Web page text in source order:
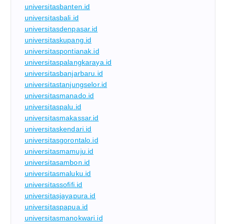
universitasbanten.id
universitasbali.id
universitasdenpasar.id
universitaskupang.id
universitaspontianak.id
universitaspalangkaraya.id
universitasbanjarbaru.id
universitastanjungselor.id
universitasmanado.id
universitaspalu.id
universitasmakassar.id
universitaskendari.id
universitasgorontalo.id
universitasmamuju.id
universitasambon.id
universitasmaluku.id
universitassofifi.id
universitasjayapura.id
universitaspapua.id
universitasmanokwari.id